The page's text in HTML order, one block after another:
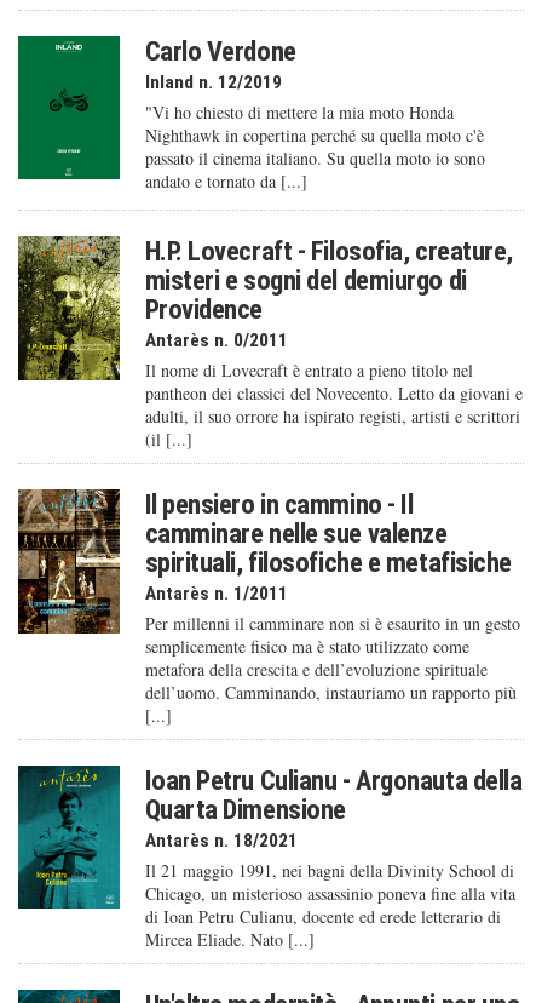
Carlo Verdone
Inland n. 12/2019
"Vi ho chiesto di mettere la mia moto Honda
Nighthawk in copertina perché su quella moto c'è
passato il cinema italiano. Su quella moto io sono
andato e tornato da [...]
H.P. Lovecraft - Filosofia, creature,
misteri e sogni del demiurgo di
Providence
Antarès n. 0/2011
Il nome di Lovecraft è entrato a pieno titolo nel
pantheon dei classici del Novecento. Letto da giovani e
adulti, il suo orrore ha ispirato registi, artisti e scrittori
(il [...]
Il pensiero in cammino - Il
camminare nelle sue valenze
spirituali, filosofiche e metafisiche
Antarès n. 1/2011
Per millenni il camminare non si è esaurito in un gesto
semplicemente fisico ma è stato utilizzato come
metafora della crescita e dell’evoluzione spirituale
dell’uomo. Camminando, instauriamo un rapporto più
[...]
Ioan Petru Culianu - Argonauta della
Quarta Dimensione
Antarès n. 18/2021
Il 21 maggio 1991, nei bagni della Divinity School di
Chicago, un misterioso assassinio poneva fine alla vita
di Ioan Petru Culianu, docente ed erede letterario di
Mircea Eliade. Nato [...]